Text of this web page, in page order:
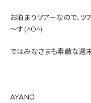
お泊まりツアーなので、
～す(^O^)
ではみなさまも素敵な週
AYANO